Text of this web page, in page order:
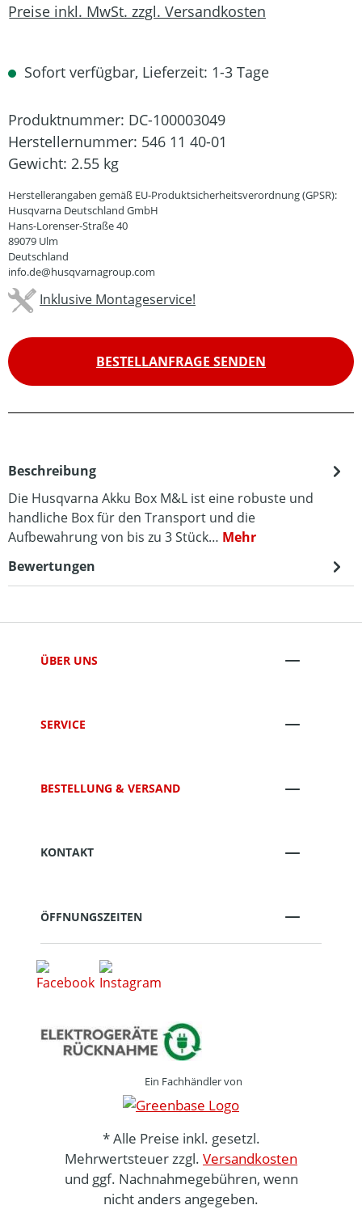
Preise inkl. MwSt. zzgl. Versandkosten
Sofort verfügbar, Lieferzeit: 1-3 Tage
Produktnummer: DC-100003049
Herstellernummer: 546 11 40-01
Gewicht: 2.55 kg
Herstellerangaben gemäß EU-Produktsicherheitsverordnung (GPSR):
Husqvarna Deutschland GmbH
Hans-Lorenser-Straße 40
89079 Ulm
Deutschland
info.de@husqvarnagroup.com
Inklusive Montageservice!
BESTELLANFRAGE SENDEN
Beschreibung
Die Husqvarna Akku Box M&L ist eine robuste und
handliche Box für den Transport und die
Aufbewahrung von bis zu 3 Stück… Mehr
Bewertungen
ÜBER UNS
SERVICE
BESTELLUNG & VERSAND
KONTAKT
ÖFFNUNGSZEITEN
Ein Fachhändler von
* Alle Preise inkl. gesetzl.
Mehrwertsteuer zzgl. Versandkosten
und ggf. Nachnahmegebühren, wenn
nicht anders angegeben.